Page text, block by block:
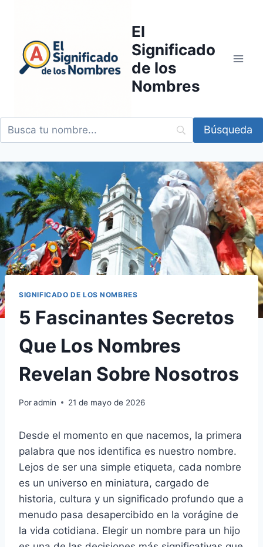
contenido
El
Significado
de los
Nombres
SIGNIFICADO DE LOS NOMBRES
5 Fascinantes Secretos
Que Los Nombres
Revelan Sobre Nosotros
Poradmin 21 de mayo de 2026
Desde el momento en que nacemos, la primera
palabra que nos identifica es nuestro nombre.
Lejos de ser una simple etiqueta, cada nombre
es un universo en miniatura, cargado de
historia, cultura y un significado profundo que a
menudo pasa desapercibido en la vorágine de
la vida cotidiana. Elegir un nombre para un hijo